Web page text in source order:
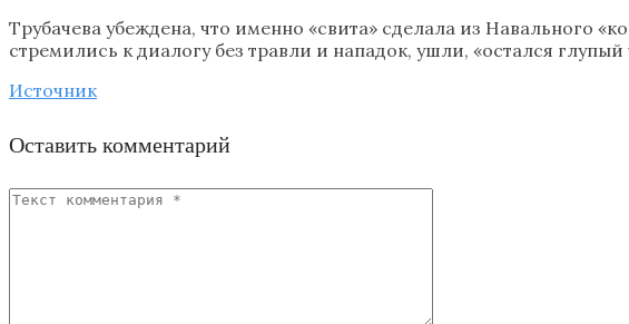
Трубачева убеждена, что именно «свита» сделала из Навального
стремились к диалогу без травли и нападок, ушли, «остался
Источник
Оставить комментарий